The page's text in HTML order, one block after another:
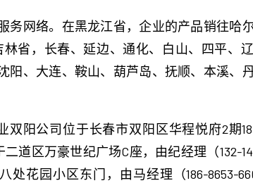
网络。在黑龙江省，企业的产品销往哈
省，长春、延边、通化、白山、四平、
、大连、鞍山、葫芦岛、抚顺、本溪、
阳公司位于长春市双阳区华程悦府2期
道区万豪世纪广场C座，由纪经理（132-
处花园小区东门，由马经理（186-8653-